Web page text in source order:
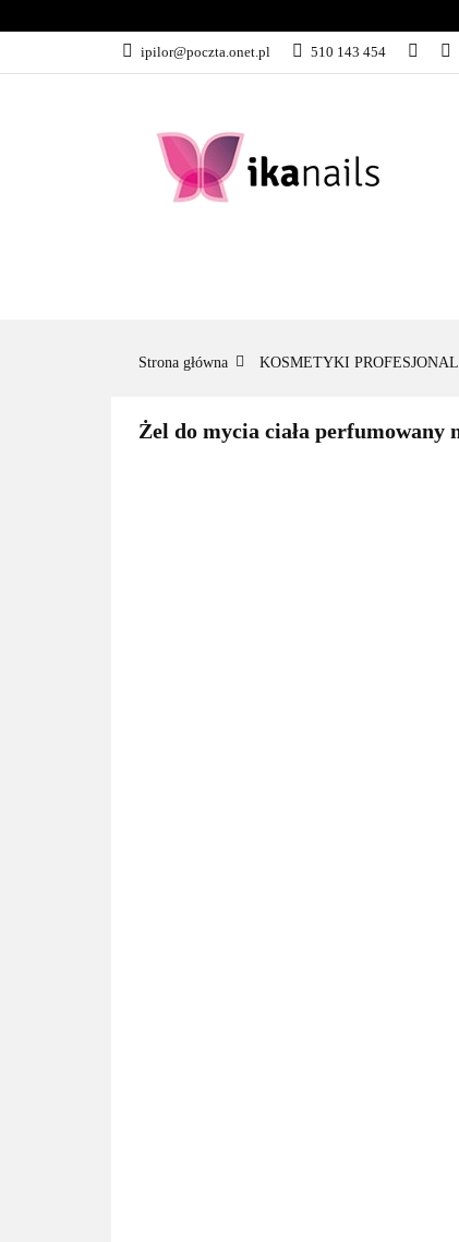
ipilor@poczta.onet.pl 510 143 454KATEGORIE
Strona główna KOSMETYKI
Żel do mycia ciała